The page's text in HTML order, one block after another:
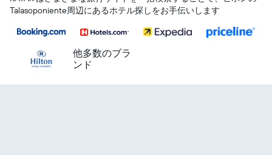
Talasoponiente​周辺にあるホテル探しをお手伝いします
他多数のブラ
ンド